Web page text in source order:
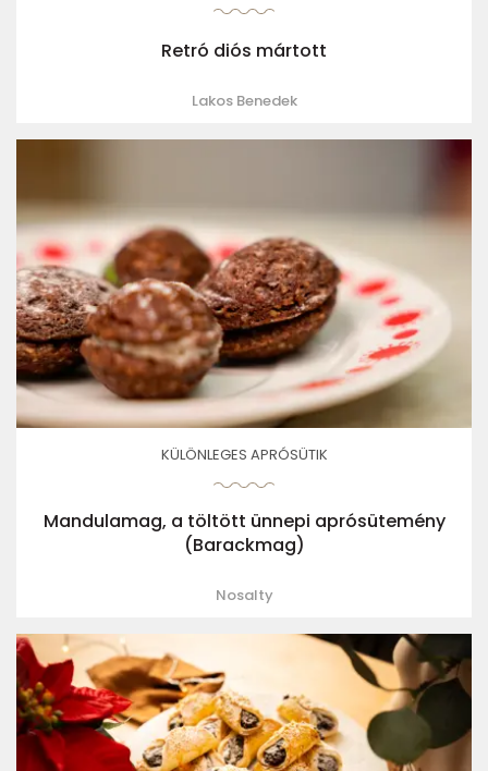
Retró diós mártott
Lakos Benedek
KÜLÖNLEGES APRÓSÜTIK
Mandulamag, a töltött ünnepi aprósütemény
(Barackmag)
Nosalty